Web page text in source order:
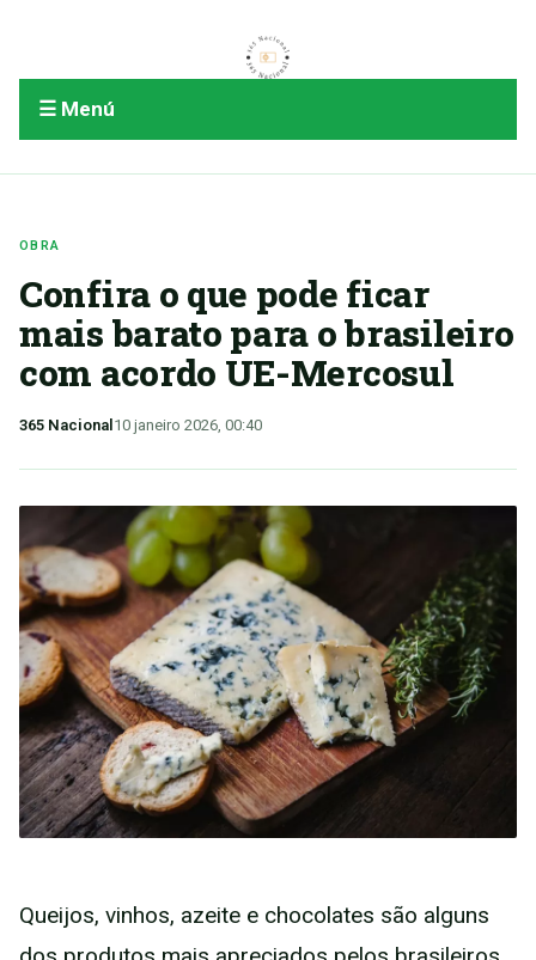
☰ Menú
OBRA
Confira o que pode ficar
mais barato para o brasileiro
com acordo UE-Mercosul
365 Nacional 10 janeiro 2026, 00:40
Queijos, vinhos, azeite e chocolates são alguns